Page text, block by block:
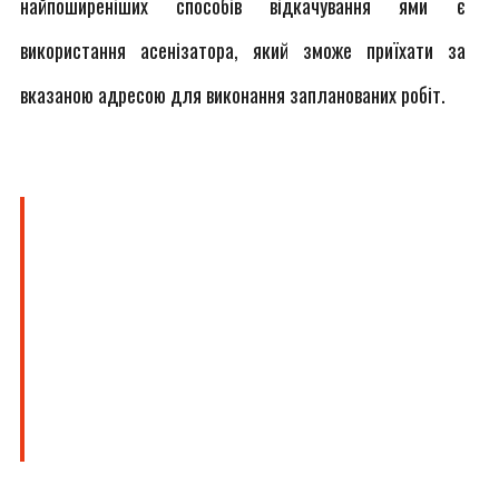
використання асенізатора, який зможе приїхати за
вказаною адресою для виконання запланованих робіт.